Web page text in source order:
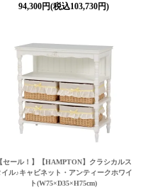
94,300円(税込103,730円)
【セール！】【HAMPTON】クラシカルス
イル♪キャビネット・アンティークホワイ
ト(W75×D35×H75cm)